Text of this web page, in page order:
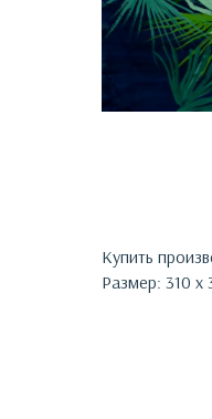
Купить
Размер: 310 х